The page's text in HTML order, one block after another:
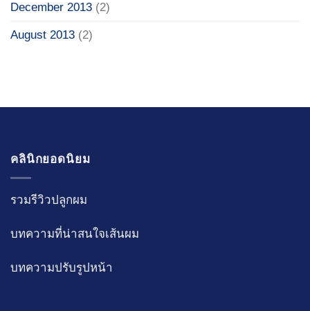
December 2013 (2)
August 2013 (2)
คลินิกยอดนิยม
รวมรีวิวปลูกผม
บทความที่น่าสนใจเส้นผม
บทความปรับรูปหน้า